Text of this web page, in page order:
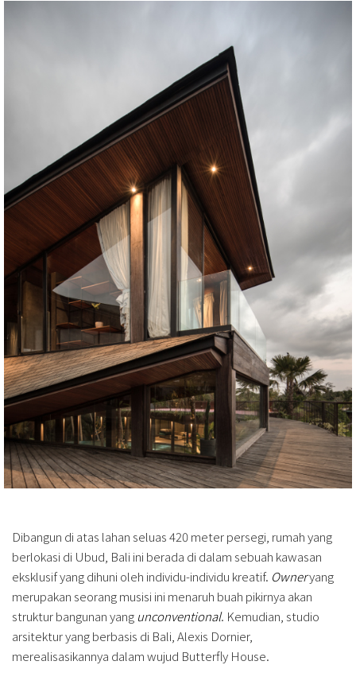
Dibangun di atas lahan seluas 420 meter persegi, rumah yang
berlokasi di Ubud, Bali ini berada di dalam sebuah kawasan
eksklusif yang dihuni oleh individu-individu kreatif. Owneryang
merupakan seorang musisi ini menaruh buah pikirnya akan
struktur bangunan yang unconventional. Kemudian, studio
arsitektur yang berbasis di Bali, Alexis Dornier,
merealisasikannya dalam wujud Butterfly House.